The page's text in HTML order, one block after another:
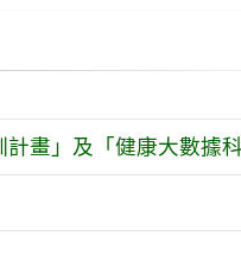
畫」及「健康大數據科